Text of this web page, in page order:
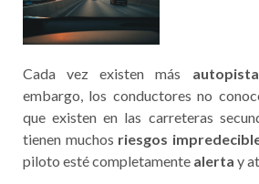
Cada vez existen más
embargo, los conductores no
que existen en las carreteras
tienen muchos riesgos
piloto esté completamente alerta y